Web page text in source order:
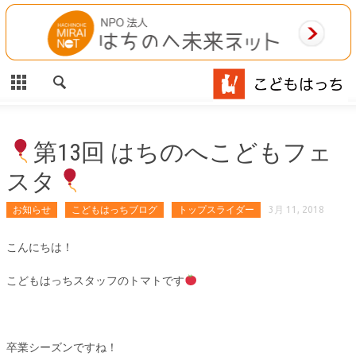
CLOSE
HOME
施設案内
相談事業
MAP
お問合わせ
第13回 はちのへこどもフェ
スタ
お知らせ こどもはっちブログ トップスライダー 3月 11, 2018
こんにちは！
こどもはっちスタッフのトマトです
卒業シーズンですね！